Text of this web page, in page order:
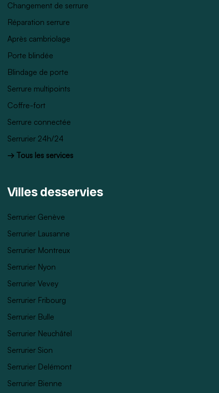
Changement de serrure
Réparation serrure
Après cambriolage
Porte blindée
Blindage de porte
Serrure multipoints
Coffre-fort
Serrure connectée
Serrurier 24h/24
→ Tous les services
Villes desservies
Serrurier Genève
Serrurier Lausanne
Serrurier Montreux
Serrurier Nyon
Serrurier Vevey
Serrurier Fribourg
Serrurier Bulle
Serrurier Neuchâtel
Serrurier Sion
Serrurier Delémont
Serrurier Bienne